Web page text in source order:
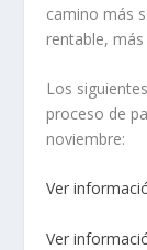
camino más
rentable,
Los
proceso de
noviembre:
Ver
Ver